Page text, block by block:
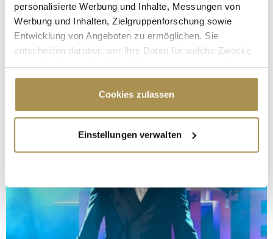
personalisierte Werbung und Inhalte, Messungen von
Werbung und Inhalten, Zielgruppenforschung sowie
Entwicklung von Angeboten zu ermöglichen. Sie
entscheiden darüber, wer Ihre Daten für welche Zwecke
Cookie-Erklärung oder durch Klicken auf das Privacy
Trigger Symbol ändern oder widerrufen
Informationen über Ihre geografische Lage
erfassen, welche bis auf einige Meter genau sein
bestimmten Merkmalen (Fingerprinting) identifizieren
Erfahren Sie mehr darüber, wie Ihre persönlichen Daten
verarbeitet werden, und legen Sie Ihre Präferenzen im
Cookies zulassen
Einstellungen verwalten